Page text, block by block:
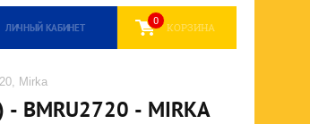
КОРЗИНА
0
ЛИЧНЫЙ КАБИНЕТ
Mirka
- MIRKA